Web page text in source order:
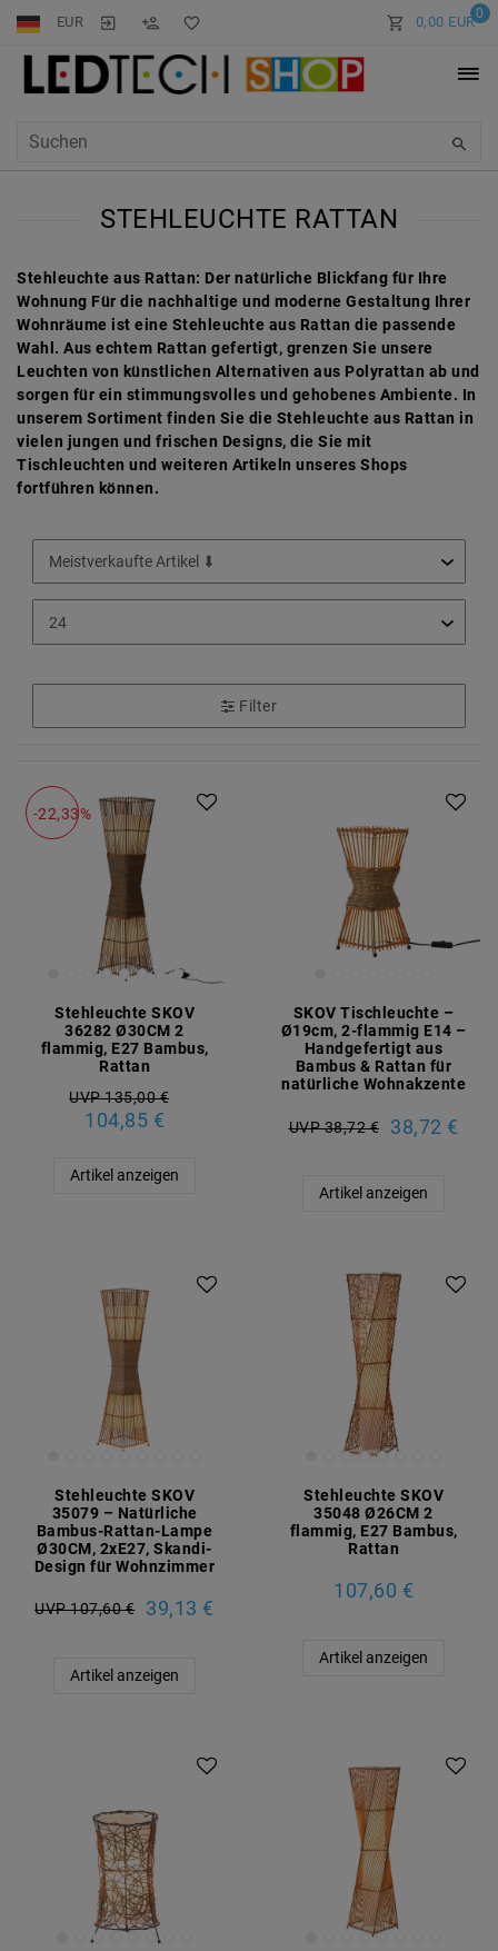
EUR 0
0,00 EUR
STEHLEUCHTE RATTAN
Stehleuchte aus Rattan: Der natürliche Blickfang für Ihre
Wohnung Für die nachhaltige und moderne Gestaltung Ihrer
Wohnräume ist eine Stehleuchte aus Rattan die passende
Wahl. Aus echtem Rattan gefertigt, grenzen Sie unsere
Leuchten von künstlichen Alternativen aus Polyrattan ab und
sorgen für ein stimmungsvolles und gehobenes Ambiente. In
unserem Sortiment finden Sie die Stehleuchte aus Rattan in
vielen jungen und frischen Designs, die Sie mit
Tischleuchten und weiteren Artikeln unseres Shops
fortführen können.
Filter
-22,33%
Stehleuchte SKOV
36282 Ø30CM 2
flammig, E27 Bambus,
Rattan
UVP 135,00 €
104,85 €
Artikel anzeigen
SKOV Tischleuchte –
Ø19cm, 2-flammig E14 –
Handgefertigt aus
Bambus & Rattan für
natürliche Wohnakzente
UVP 38,72 € 38,72 €
Artikel anzeigen
Stehleuchte SKOV
35079 – Natürliche
Bambus-Rattan-Lampe
Ø30CM, 2xE27, Skandi-
Design für Wohnzimmer
UVP 107,60 € 39,13 €
Artikel anzeigen
Stehleuchte SKOV
35048 Ø26CM 2
flammig, E27 Bambus,
Rattan
107,60 €
Artikel anzeigen